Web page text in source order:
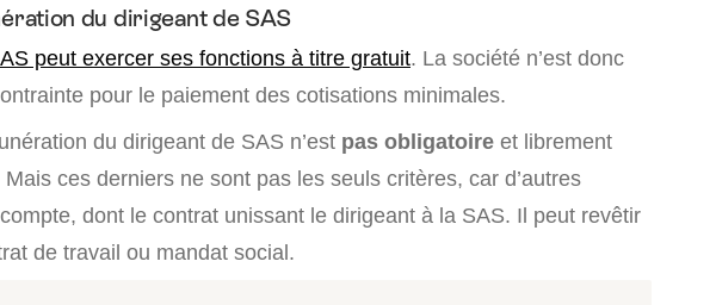
du dirigeant de SAS
peut exercer ses fonctions à titre gratuit. La société n’est donc
pour le paiement des cotisations minimales.
du dirigeant de SAS n’est pas obligatoire et librement
ces derniers ne sont pas les seuls critères, car d’autres
dont le contrat unissant le dirigeant à la SAS. Il peut revêtir
de travail ou mandat social.